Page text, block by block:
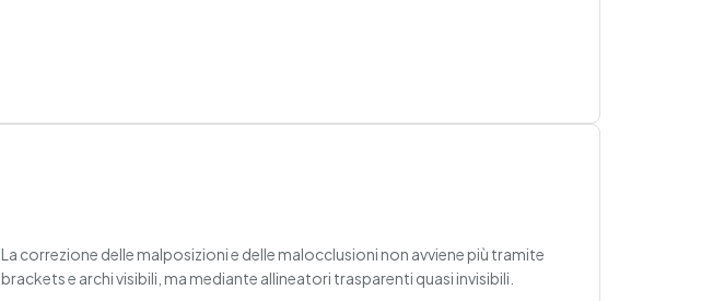
La correzione delle malposizioni e delle malocclusioni non avviene più tramite
brackets e archi visibili, ma mediante allineatori trasparenti quasi invisibili.